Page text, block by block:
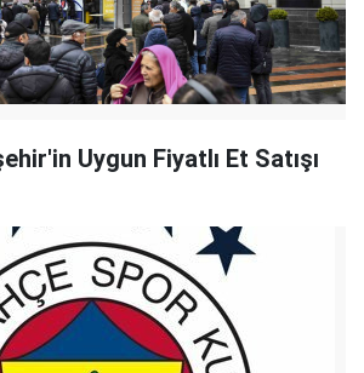
Uygun Fiyatlı Et Satışı